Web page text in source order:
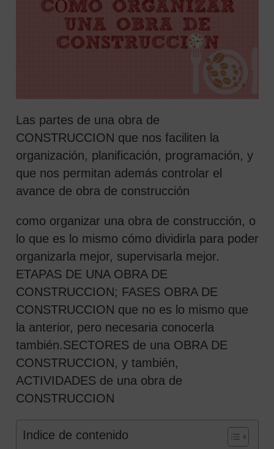
FORM
Las partes de una obra de
CONSTRUCCION que nos faciliten la
organización, planificación, programación, y
que nos permitan además controlar el
avance de obra de construcción
como organizar una obra de construcción, o
lo que es lo mismo cómo dividirla para poder
organizarla mejor, supervisarla mejor.
ETAPAS DE UNA OBRA DE
CONSTRUCCION; FASES OBRA DE
CONSTRUCCION que no es lo mismo que
la anterior, pero necesaria conocerla
también.SECTORES de una OBRA DE
CONSTRUCCION, y también,
ACTIVIDADES de una obra de
CONSTRUCCION
Indice de contenido